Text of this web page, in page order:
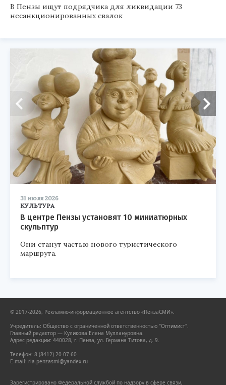
В Пензы ищут подрядчика для ликвидации 73
несанкционированных свалок
31 июля 2026
КУЛЬТУРА
В центре Пензы установят 10 миниатюрных
скульптур
Они станут частью нового туристического
маршрута.
© 2017-2026, Рекламно-информационное агентство «ПензаСМИ».
Учредитель: Общество с ограниченной ответственностью "Оптимист".
Главный редактор — Куликова Елена Муллануровна.
Адрес редакции: 440028, г. Пенза, ул. Германа Титова, д. 9.
Телефон: 8 (8412) 20-07-60
E-mail: ria.penzasmi@yandex.ru
Зарегистрировано Федеральной службой по надзору в сфере связи,